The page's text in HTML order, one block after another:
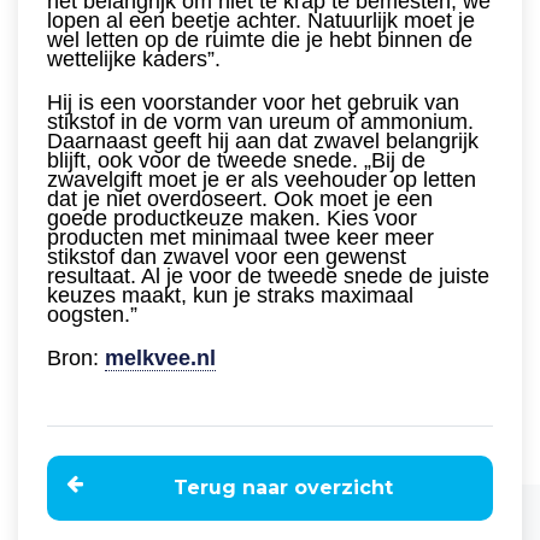
Home
Nieuws
lopen al een beetje achter. Natuurlijk moet je
wel letten op de ruimte die je hebt binnen de
wettelijke kaders”.
Hij is een voorstander voor het gebruik van
stikstof in de vorm van ureum of ammonium.
Daarnaast geeft hij aan dat zwavel belangrijk
blijft, ook voor de tweede snede. „Bij de
zwavelgift moet je er als veehouder op letten
dat je niet overdoseert. Ook moet je een
goede productkeuze maken. Kies voor
producten met minimaal twee keer meer
stikstof dan zwavel voor een gewenst
resultaat. Al je voor de tweede snede de juiste
keuzes maakt, kun je straks maximaal
oogsten.”
Bron: melkvee.nl
Terug naar overzicht